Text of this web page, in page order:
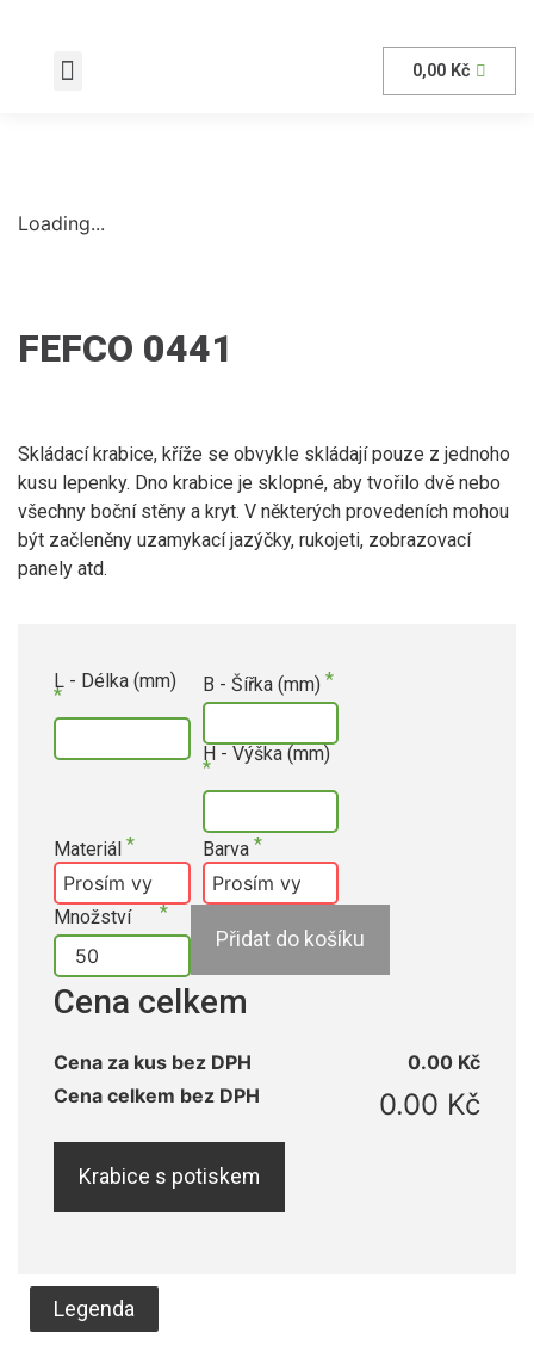
0,00 Kč
Loading...
FEFCO 0441
Skládací krabice, kříže se obvykle skládají pouze z jednoho
kusu lepenky. Dno krabice je sklopné, aby tvořilo dvě nebo
všechny boční stěny a kryt. V některých provedeních mohou
být začleněny uzamykací jazýčky, rukojeti, zobrazovací
panely atd.
L - Délka (mm) B - Šířka (mm)
H - Výška (mm)
Materiál Barva
Množství
Cena celkem
Cena za kus bez DPH
0.00 Kč
Cena celkem bez DPH
0.00 Kč
Přidat do košíku
Krabice s potiskem
Legenda